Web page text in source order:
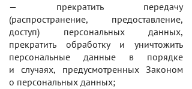
— прекратить передачу
(распространение, предоставление,
доступ) персональных данных,
прекратить обработку и уничтожить
персональные данные в порядке
и случаях, предусмотренных Законом
о персональных данных;